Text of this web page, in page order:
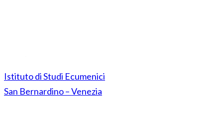
Istituto di Studi Ecumenici
San Bernardino – Venezia